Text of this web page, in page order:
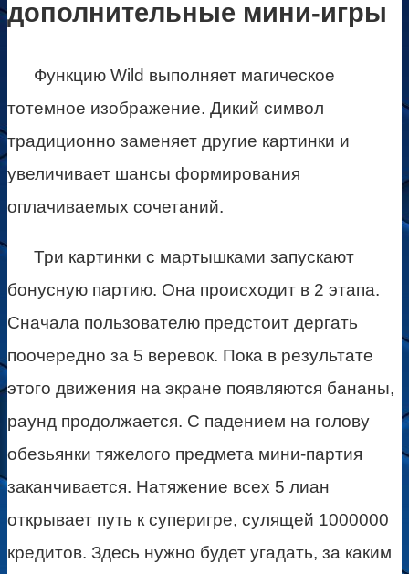
дополнительные мини-игры
Функцию Wild выполняет магическое
тотемное изображение. Дикий символ
традиционно заменяет другие картинки и
увеличивает шансы формирования
оплачиваемых сочетаний.
Три картинки с мартышками запускают
бонусную партию. Она происходит в 2 этапа.
Сначала пользователю предстоит дергать
поочередно за 5 веревок. Пока в результате
этого движения на экране появляются бананы,
раунд продолжается. С падением на голову
обезьянки тяжелого предмета мини-партия
заканчивается. Натяжение всех 5 лиан
открывает путь к суперигре, сулящей 1000000
кредитов. Здесь нужно будет угадать, за каким